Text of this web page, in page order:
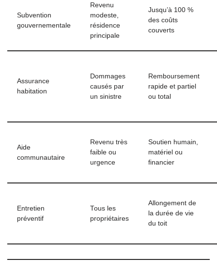
Subvention
gouvernementale
Revenu
modeste,
résidence
principale
Jusqu’à 100 %
des coûts
couverts
Assurance
habitation
Dommages
causés par
un sinistre
Remboursement
rapide et partiel
ou total
Aide
communautaire
Revenu très
faible ou
urgence
Soutien humain,
matériel ou
financier
Entretien
préventif
Tous les
propriétaires
Allongement de
la durée de vie
du toit